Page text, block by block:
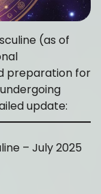
(as of
preparation for
update:
– July 2025